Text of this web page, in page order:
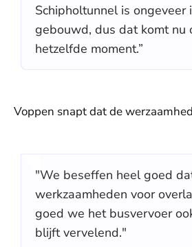
Schipholtunnel is ongeveer
gebouwd, dus dat komt nu
hetzelfde moment.”
Voppen snapt dat de
"We beseffen heel goed
werkzaamheden voor
goed we het busvervoer
blijft vervelend."